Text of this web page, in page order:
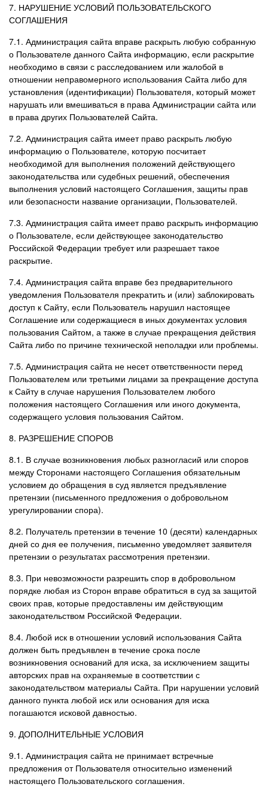
7. НАРУШЕНИЕ УСЛОВИЙ ПОЛЬЗОВАТЕЛЬСКОГО
СОГЛАШЕНИЯ
7.1. Администрация сайта вправе раскрыть любую собранную
о Пользователе данного Сайта информацию, если раскрытие
необходимо в связи с расследованием или жалобой в
отношении неправомерного использования Сайта либо для
установления (идентификации) Пользователя, который может
нарушать или вмешиваться в права Администрации сайта или
в права других Пользователей Сайта.
7.2. Администрация сайта имеет право раскрыть любую
информацию о Пользователе, которую посчитает
необходимой для выполнения положений действующего
законодательства или судебных решений, обеспечения
выполнения условий настоящего Соглашения, защиты прав
или безопасности название организации, Пользователей.
7.3. Администрация сайта имеет право раскрыть информацию
о Пользователе, если действующее законодательство
Российской Федерации требует или разрешает такое
раскрытие.
7.4. Администрация сайта вправе без предварительного
уведомления Пользователя прекратить и (или) заблокировать
доступ к Сайту, если Пользователь нарушил настоящее
Соглашение или содержащиеся в иных документах условия
пользования Сайтом, а также в случае прекращения действия
Сайта либо по причине технической неполадки или проблемы.
7.5. Администрация сайта не несет ответственности перед
Пользователем или третьими лицами за прекращение доступа
к Сайту в случае нарушения Пользователем любого
положения настоящего Соглашения или иного документа,
содержащего условия пользования Сайтом.
8. РАЗРЕШЕНИЕ СПОРОВ
8.1. В случае возникновения любых разногласий или споров
между Сторонами настоящего Соглашения обязательным
условием до обращения в суд является предъявление
претензии (письменного предложения о добровольном
урегулировании спора).
8.2. Получатель претензии в течение 10 (десяти) календарных
дней со дня ее получения, письменно уведомляет заявителя
претензии о результатах рассмотрения претензии.
8.3. При невозможности разрешить спор в добровольном
порядке любая из Сторон вправе обратиться в суд за защитой
своих прав, которые предоставлены им действующим
законодательством Российской Федерации.
8.4. Любой иск в отношении условий использования Сайта
должен быть предъявлен в течение срока после
возникновения оснований для иска, за исключением защиты
авторских прав на охраняемые в соответствии с
законодательством материалы Сайта. При нарушении условий
данного пункта любой иск или основания для иска
погашаются исковой давностью.
9. ДОПОЛНИТЕЛЬНЫЕ УСЛОВИЯ
9.1. Администрация сайта не принимает встречные
предложения от Пользователя относительно изменений
настоящего Пользовательского соглашения.